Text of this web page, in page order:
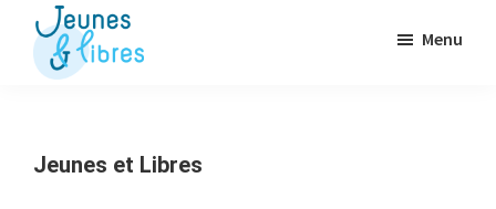
Passer
contenu
des
Menu
Jeunes et Libres